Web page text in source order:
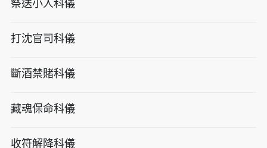
祭送小人科儀
打沈官司科儀
斷酒禁賭科儀
藏魂保命科儀
收符解降科儀